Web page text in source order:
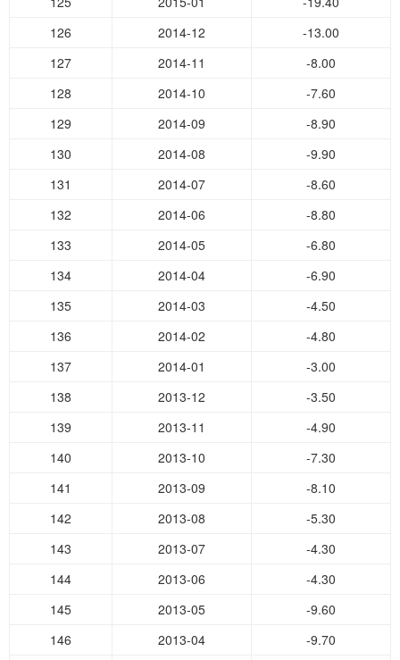
126
2014-12
-13.00
127
2014-11
-8.00
128
2014-10
-7.60
129
2014-09
-8.90
130
2014-08
-9.90
131
2014-07
-8.60
132
2014-06
-8.80
133
2014-05
-6.80
134
2014-04
-6.90
135
2014-03
-4.50
136
2014-02
-4.80
137
2014-01
-3.00
138
2013-12
-3.50
139
2013-11
-4.90
140
2013-10
-7.30
141
2013-09
-8.10
142
2013-08
-5.30
143
2013-07
-4.30
144
2013-06
-4.30
145
2013-05
-9.60
146
2013-04
-9.70